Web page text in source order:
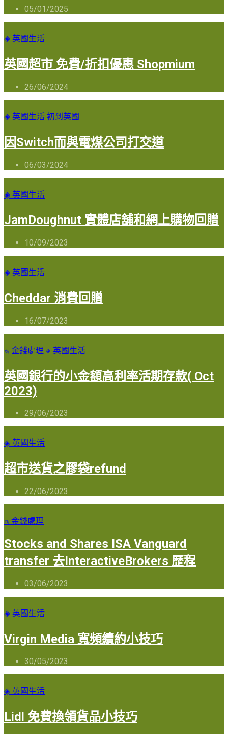
05/01/2025
◈ 英國生活
英國超市 免費/折扣優惠 Shopmium
26/06/2024
◈ 英國生活 初到英國
因Switch而與電煤公司打交道
06/03/2024
◈ 英國生活
JamDoughnut 實體店舖和網上購物回贈
10/09/2023
◈ 英國生活
Cheddar 消費回贈
16/07/2023
⍝ 金錢處理 ◈ 英國生活
英國銀行的小金額高利率活期存款( Oct
2023)
29/06/2023
◈ 英國生活
超市送貨之膠袋refund
22/06/2023
⍝ 金錢處理
Stocks and Shares ISA Vanguard
transfer 去InteractiveBrokers 歷程
03/06/2023
◈ 英國生活
Virgin Media 寬頻續約小技巧
30/05/2023
◈ 英國生活
Lidl 免費換領貨品小技巧